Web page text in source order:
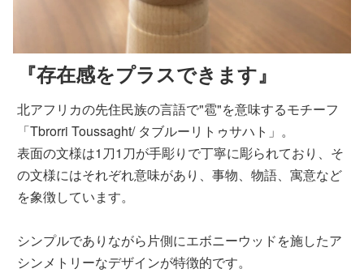
『存在感をプラスできます』
北アフリカの先住民族の言語で"雹"を意味するモチーフ
「Tbrorri Toussaght/ タブルーリトゥサハト」。
表面の文様は1刀1刀が手彫りで丁寧に彫られており、そ
の文様にはそれぞれ意味があり、事物、物語、寓意など
を象徴しています。
シンプルでありながら片側にエボニーウッドを施したア
シンメトリーなデザインが特徴的です。